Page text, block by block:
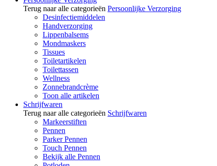
Terug naar alle categorieën Persoonlijke Verzorging
Desinfectiemiddelen
Handverzorging
Lippenbalsems
Mondmaskers
Tissues
Toiletartikelen
Toilettassen
Wellness
Zonnebrandcrème
Toon alle artikelen
Schrijfwaren
Terug naar alle categorieën Schrijfwaren
Markeerstiften
Pennen
Parker Pennen
Touch Pennen
Bekijk alle Pennen